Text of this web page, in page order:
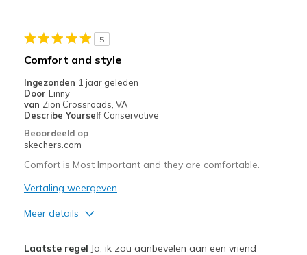
Feels true to size
View On Shoes
I'm Really Into Shoes
5
Comfort and style
Ingezonden 1 jaar geleden
Door Linny
van Zion Crossroads, VA
Describe Yourself Conservative
Beoordeeld op
skechers.com
Comfort is Most Important and they are comfortable.
Vertaling weergeven
Meer details
Laatste regel Ja, ik zou aanbevelen aan een vriend